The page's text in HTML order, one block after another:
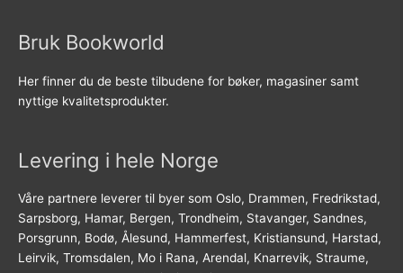
Bruk Bookworld
Her finner du de beste tilbudene for bøker, magasiner samt
nyttige kvalitetsprodukter.
Levering i hele Norge
Våre partnere leverer til byer som Oslo, Drammen, Fredrikstad,
Sarpsborg, Hamar, Bergen, Trondheim, Stavanger, Sandnes,
Porsgrunn, Bodø, Ålesund, Hammerfest, Kristiansund, Harstad,
Leirvik, Tromsdalen, Mo i Rana, Arendal, Knarrevik, Straume,